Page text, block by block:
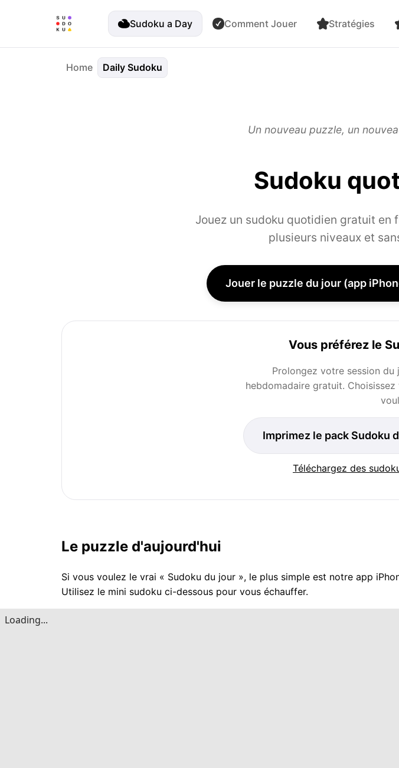
Sudoku a Day Comment Jouer Stratégies
Home Daily Sudoku
Un nouveau puzzle, un
Sudoku
Jouez un sudoku quotidien gratuit en
plusieurs niveaux et
Jouer le puzzle du jour (app
Vous préférez le
Prolongez votre session
hebdomadaire gratuit.
Imprimez le pack Sudoku
Téléchargez des
Le puzzle d'aujourd'hui
Si vous voulez le vrai « Sudoku du jour », le plus simple est notre app
Utilisez le mini sudoku ci-dessous pour vous échauffer.